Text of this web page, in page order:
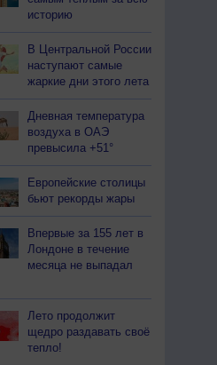
историю
В Центральной России
наступают самые
жаркие дни этого лета
Дневная температура
воздуха в ОАЭ
превысила +51°
Европейские столицы
бьют рекорды жары
Впервые за 155 лет в
Лондоне в течение
месяца не выпадал
Лето продолжит
щедро раздавать своё
тепло!